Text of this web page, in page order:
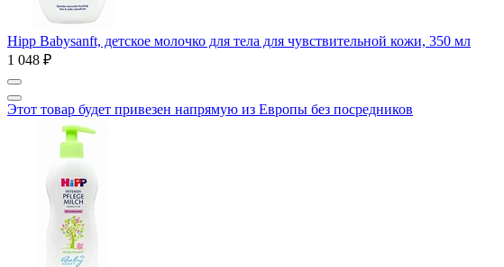
Hipp Babysanft, детское молочко для тела для чувствительной кожи, 350 мл
1 048 ₽
Этот товар будет привезен напрямую из Европы без посредников